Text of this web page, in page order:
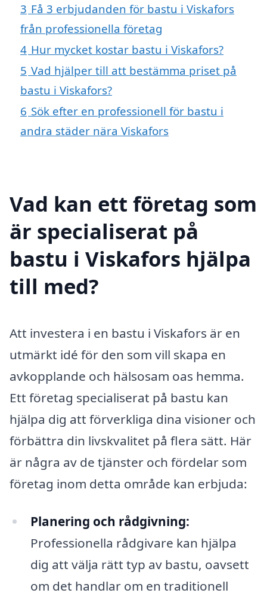
3 Få 3 erbjudanden för bastu i Viskafors
från professionella företag
4 Hur mycket kostar bastu i Viskafors?
5 Vad hjälper till att bestämma priset på
bastu i Viskafors?
6 Sök efter en professionell för bastu i
andra städer nära Viskafors
Vad kan ett företag som
är specialiserat på
bastu i Viskafors hjälpa
till med?
Att investera i en bastu i Viskafors är en
utmärkt idé för den som vill skapa en
avkopplande och hälsosam oas hemma.
Ett företag specialiserat på bastu kan
hjälpa dig att förverkliga dina visioner och
förbättra din livskvalitet på flera sätt. Här
är några av de tjänster och fördelar som
företag inom detta område kan erbjuda:
Planering och rådgivning:
Professionella rådgivare kan hjälpa
dig att välja rätt typ av bastu, oavsett
om det handlar om en traditionell